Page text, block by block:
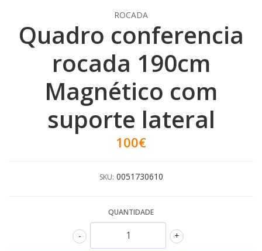
ROCADA
Quadro conferencia
rocada 190cm
Magnético com
suporte lateral
100€
SKU: 0051730610
QUANTIDADE
+
-